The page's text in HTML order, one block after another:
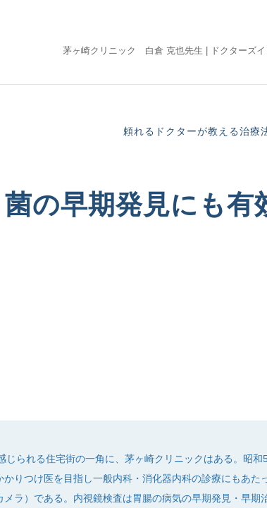
茅ヶ崎クリニック 白倉 克也先生 | ドクターズ
頼れるドクターが教える治療
の早期発見にも有
られる住宅街の一角に、茅ヶ崎クリニックはある。昭和
りつけ医を目指し一般内科・消化器内科の診療にもあた
ラ）である。内視鏡検査は胃腸の病気の早期発見・早期